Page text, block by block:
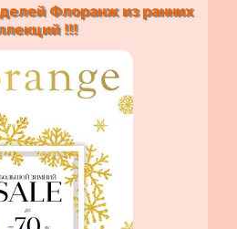
Флоранж из ранних
!!!